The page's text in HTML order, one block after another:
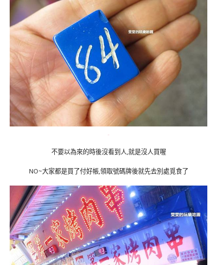
不要以為來的時後沒看到人,就是沒人買喔
NO~大家都是買了付好帳,領取號碼牌後就先去別處覓食了